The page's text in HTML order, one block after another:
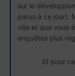
sur le
parus à ce jour).
vite et que vous
enquêtes plus
Et pour